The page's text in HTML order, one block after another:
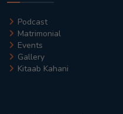
Podcast
Matrimonial
Events
Gallery
Kitaab Kahani